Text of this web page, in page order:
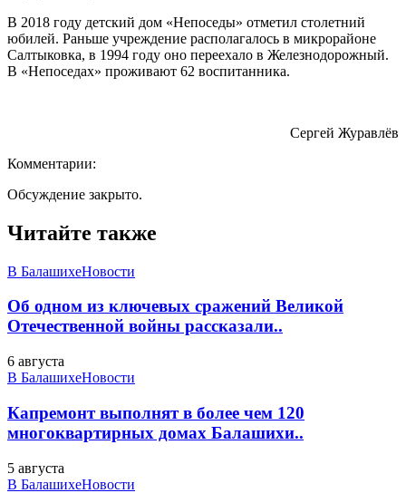
В 2018 году детский дом «Непоседы» отметил столетний
юбилей. Раньше учреждение располагалось в микрорайоне
Салтыковка, в 1994 году оно переехало в Железнодорожный.
В «Непоседах» проживают 62 воспитанника.
Сергей Журавлёв
Комментарии:
Обсуждение закрыто.
Читайте также
В БалашихеНовости
Об одном из ключевых сражений Великой
Отечественной войны рассказали..
6 августа
В БалашихеНовости
Капремонт выполнят в более чем 120
многоквартирных домах Балашихи..
5 августа
В БалашихеНовости